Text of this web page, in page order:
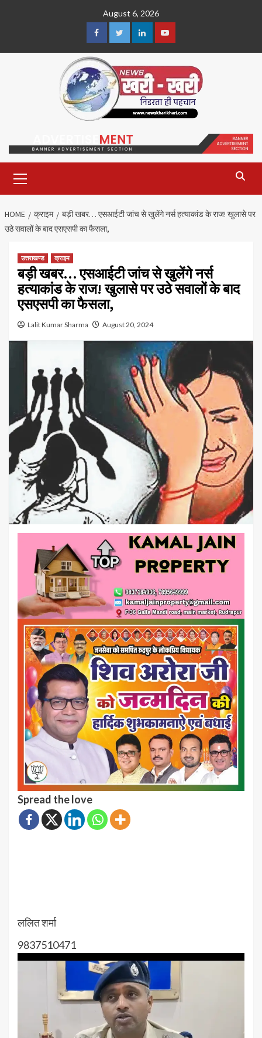
August 6, 2026
FacebookTwitterLinkedinYoutube
Menu
HOME क्राइम
बड़ी खबर… एसआईटी जांच से खुलेंगे नर्स हत्याकांड के राज! खुलासे पर
उठे सवालों के बाद एसएसपी का फैसला,
उत्तराखण्ड क्राइम
बड़ी खबर… एसआईटी जांच से खुलेंगे नर्स
हत्याकांड के राज! खुलासे पर उठे सवालों के बाद
एसएसपी का फैसला,
Lalit Kumar Sharma August 20, 2024
Spread the love
ललित शर्मा
9837510471